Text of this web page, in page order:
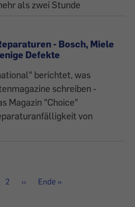
als zwei Stunde
- Bosch, Miele
Defekte
berichtet, was
schreiben -
Magazin "Choice"
von
Seite
2
Nächste
››
Letzte
Ende »